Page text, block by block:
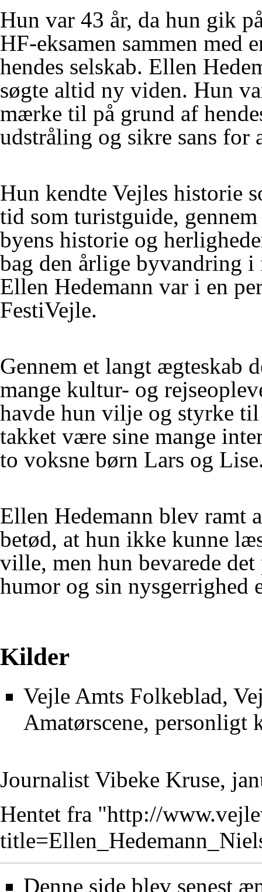
Hun var 43 år, da hun gik
HF-eksamen sammen med
hendes selskab. Ellen
søgte altid ny viden. Hun
mærke til på grund af
udstråling og sikre sans
Hun kendte Vejles historie
tid som turistguide,
byens historie og
bag den årlige byvandring i
Ellen Hedemann var i en
FestiVejle.
Gennem et langt ægteskab
mange kultur- og
havde hun vilje og styrke
takket være sine mange
to voksne børn Lars og
Ellen Hedemann blev ramt
betød, at hun ikke kunne
ville, men hun bevarede
humor og sin nysgerrighed
Kilder
Vejle Amts Folkeblad,
Amatørscene, personligt
Journalist Vibeke Kruse,
Hentet fra "http://
Denne side blev senest